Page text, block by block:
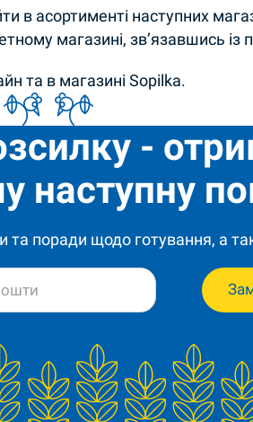
в асортименті наступних
магазині, зв’язавшись із
та в магазині Sopilka.
-
наступну
та поради щодо готування, а